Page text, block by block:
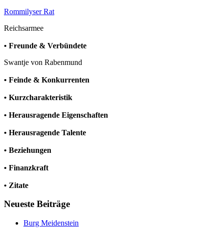
Rommilyser Rat
Reichsarmee
• Freunde & Verbündete
Swantje von Rabenmund
• Feinde & Konkurrenten
• Kurzcharakteristik
• Herausragende Eigenschaften
• Herausragende Talente
• Beziehungen
• Finanzkraft
• Zitate
Neueste Beiträge
Burg Meidenstein